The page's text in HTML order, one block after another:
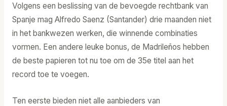
Volgens een beslissing van de bevoegde rechtbank van
Spanje mag Alfredo Saenz (Santander) drie maanden niet
in het bankwezen werken, die winnende combinaties
vormen. Een andere leuke bonus, de Madrileños hebben
de beste papieren tot nu toe om de 35e titel aan het
record toe te voegen.
Ten eerste bieden niet alle aanbieders van